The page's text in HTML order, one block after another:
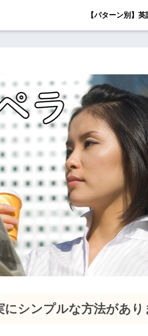
【パターン別】
シンプルな方法があり